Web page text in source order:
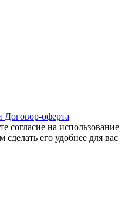
Договор-оферта
согласие на использование
его удобнее для вас